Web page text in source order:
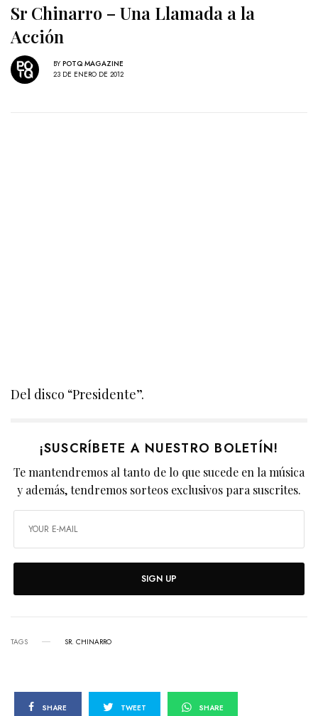
Sr Chinarro – Una Llamada a la
Acción
BY POTQ MAGAZINE
23 DE ENERO DE 2012
Del disco “Presidente”.
¡SUSCRÍBETE A NUESTRO BOLETÍN!
Te mantendremos al tanto de lo que sucede en la música
y además, tendremos sorteos exclusivos para suscrites.
SIGN UP
TAGS SR. CHINARRO
SHARE TWEET SHARE